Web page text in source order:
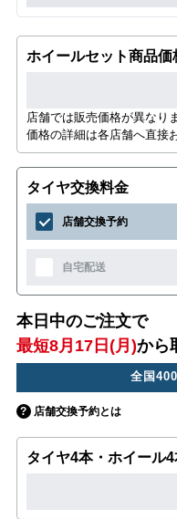
ホイールセット商品価
店舗では販売価格が異なり
価格の詳細は各店舗へ直接
タイヤ交換料金
店舗交換予約
自宅配送
本日中のご注文で
最短8月17日(月)から
全国
店舗交換予約とは
タイヤ4本・ホイール